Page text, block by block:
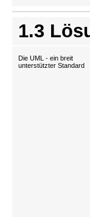
1.3
Die UML - ein breit
unterstützter Standard